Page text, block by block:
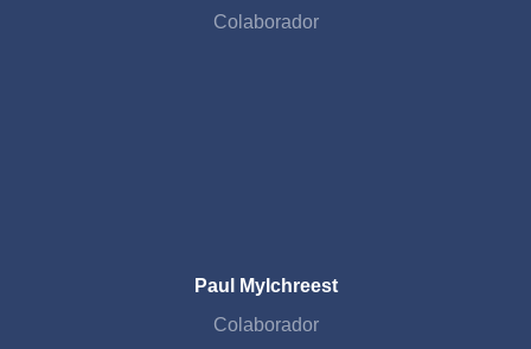
Colaborador
Paul Mylchreest
Colaborador